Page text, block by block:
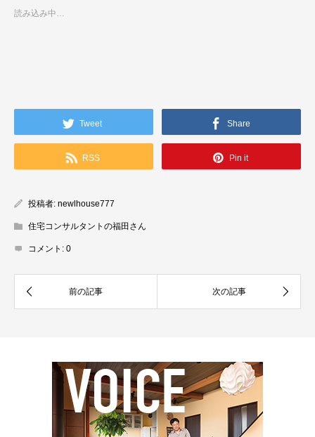
読み込み中…
Tweet Share
RSS Pin it
投稿者: newlhouse777
住宅コンサルタントの福田さん
コメント: 0